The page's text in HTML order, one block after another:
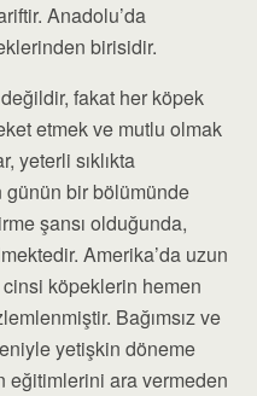
Anadolu’da
birisidir.
fakat her köpek
etmek ve mutlu olmak
yeterli sıklıkta
günün bir bölümünde
şansı olduğunda,
Amerika’da uzun
köpeklerin hemen
Bağımsız ve
yetişkin döneme
eğitimlerini ara vermeden